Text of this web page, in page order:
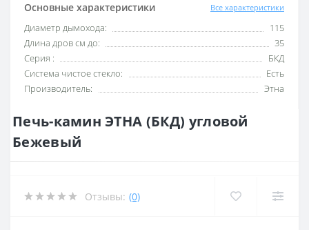
Основные характеристики Все характеристики
Диаметр дымохода:
115
Длина дров см до:
35
Серия :
БКД
Система чистое стекло:
Есть
Производитель:
Этна
Печь-камин ЭТНА (БКД) угловой
Бежевый
Отзывы: (0)